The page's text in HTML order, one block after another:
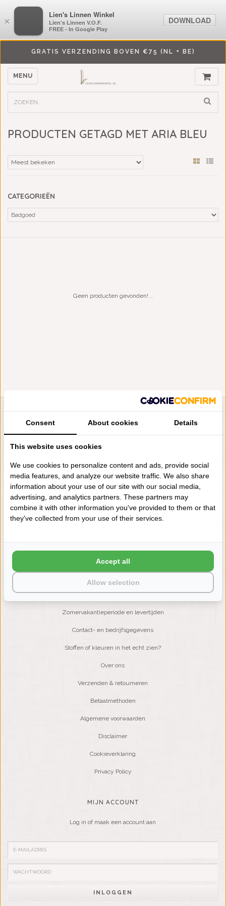
GRATIS VERZENDING BOVEN €75 (NL + BE)
MENU
PRODUCTEN GETAGD MET ARIA BLEU
CATEGORIEËN
Geen producten gevonden!...
LIENSLINNENWINKEL.NL
VRAGEN? BEL DAN
+31 (0) 575 511817
NIEUWSBRIEF
Wilt u op de hoogte blijven?
Word lid van onze mailinglijst:
KLANTENSERVICE
Zomervakantieperiode en levertijden
Contact- en bedrijfsgegevens
Stoffen of kleuren in het echt zien?
Over ons
Verzenden & retourneren
Betaalmethoden
Algemene voorwaarden
Disclaimer
Cookieverklaring
Privacy Policy
MIJN ACCOUNT
Log in of maak een account aan
INLOGGEN
×
LiensLinnenwinkel.nl
Lien's Linnen V.O.F.
FREE - In Google Play
DOWNLOAD
Consent About cookies Details
This website uses cookies
We use cookies to personalize content and ads, provide social
media features, and analyze our website traffic. We also share
information about your use of our site with our social media,
advertising, and analytics partners. These partners may
combine it with other information you've provided to them or that
they've collected from your use of their services.
Allow selection
Accept all
×
Lien's Linnen Winkel
Lien's Linnen V.O.F.
FREE - In Google Play
DOWNLOAD